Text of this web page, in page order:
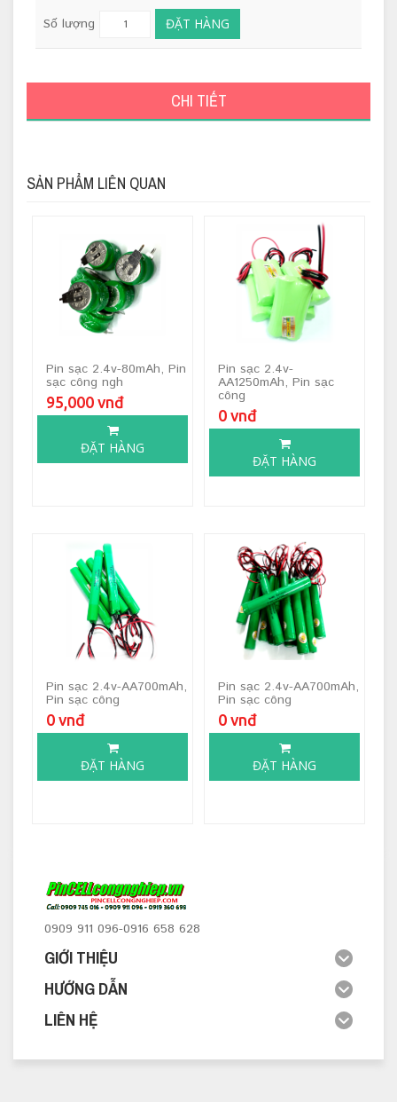
Số lượng ĐẶT HÀNG
CHI TIẾT
SẢN PHẨM LIÊN QUAN
Pin sạc 2.4v-80mAh, Pin
sạc công ngh
95,000 vnđ
ĐẶT HÀNG
Pin sạc 2.4v-
AA1250mAh, Pin sạc
công
0 vnđ
ĐẶT HÀNG
Pin sạc 2.4v-AA700mAh,
Pin sạc công
0 vnđ
ĐẶT HÀNG
Pin sạc 2.4v-AA700mAh,
Pin sạc công
0 vnđ
ĐẶT HÀNG
0909 911 096-0916 658 628
GIỚI THIỆU
HƯỚNG DẪN
LIÊN HỆ